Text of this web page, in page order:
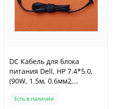
DC Кабель для блока
питания Dell, HP 7.4*5.0,
(90W, 1.5м, 0.6мм2,
Есть в наличии